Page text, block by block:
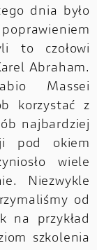
dnia było
to czołowi
Abraham.
Massei
korzystać z
najbardziej
pod okiem
wiele
Niezwykle
od
na przykład
szkolenia